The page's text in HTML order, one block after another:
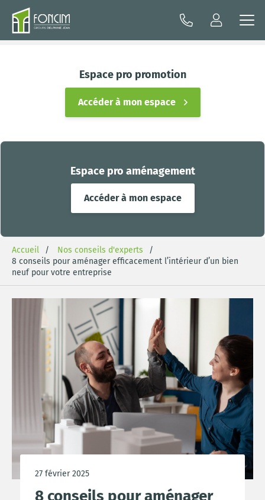
Espace pro aménagement
Accéder à mon espace
Espace pro promotion
Accéder à mon espace
Accueil
Nos conseils d'experts
8 conseils pour aménager efficacement l’intérieur d’un bien
neuf pour votre entreprise
27 février 2025
8 conseils pour aménager